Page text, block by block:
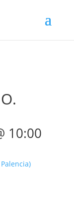
10:00
Palencia)